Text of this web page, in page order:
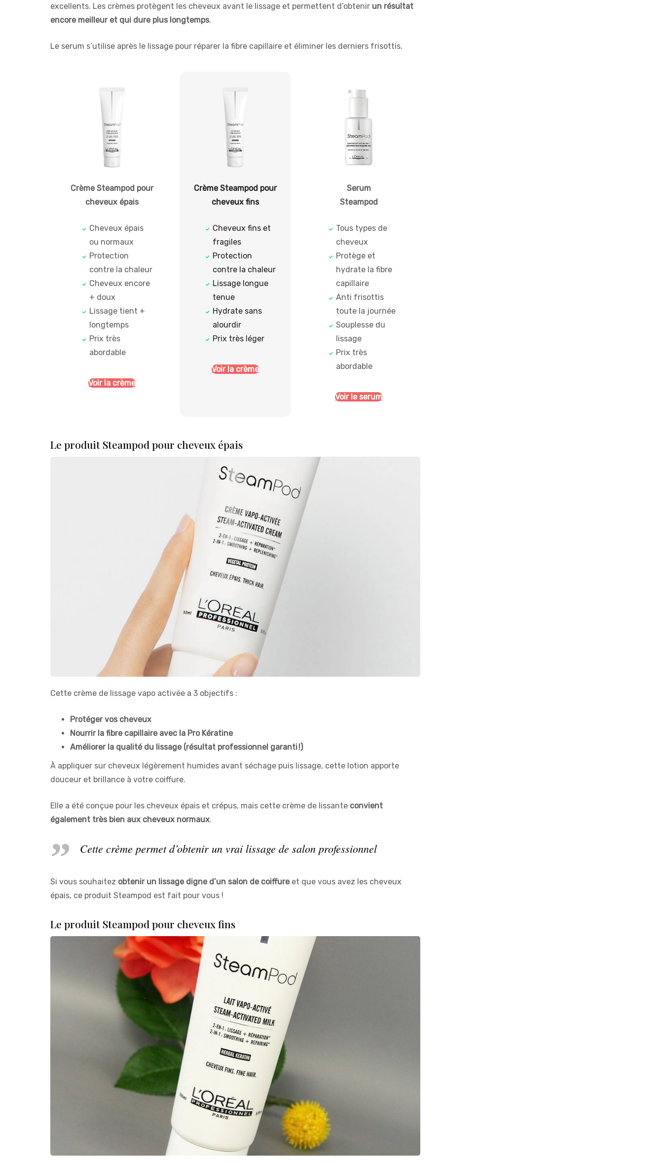
excellents. Les crèmes protègent les cheveux avant le lissage et permettent d’obtenir un résultat
encore meilleur et qui dure plus longtemps.
Le serum s’utilise après le lissage pour réparer la fibre capillaire et éliminer les derniers frisottis.
Crème Steampod pour
cheveux épais
Cheveux épais
ou normaux
Protection
contre la chaleur
Cheveux encore
+ doux
Lissage tient +
longtemps
Prix très
abordable
Voir la crème
Crème Steampod pour
cheveux fins
Cheveux fins et
fragiles
Protection
contre la chaleur
Lissage longue
tenue
Hydrate sans
alourdir
Prix très léger
Voir la crème
Serum
Steampod
Tous types de
cheveux
Protège et
hydrate la fibre
capillaire
Anti frisottis
toute la journée
Souplesse du
lissage
Prix très
abordable
Voir le serum
Le produit Steampod pour cheveux épais
Cette crème de lissage vapo activée a 3 objectifs :
Protéger vos cheveux
Nourrir la fibre capillaire avec la Pro Kératine
Améliorer la qualité du lissage (résultat professionnel garanti !)
À appliquer sur cheveux légèrement humides avant séchage puis lissage, cette lotion apporte
douceur et brillance à votre coiffure.
Elle a été conçue pour les cheveux épais et crépus, mais cette crème de lissante convient
également très bien aux cheveux normaux.
Cette crème permet d’obtenir un vrai lissage de salon professionnel
Si vous souhaitez obtenir un lissage digne d’un salon de coiffure et que vous avez les cheveux
épais, ce produit Steampod est fait pour vous !
Le produit Steampod pour cheveux fins